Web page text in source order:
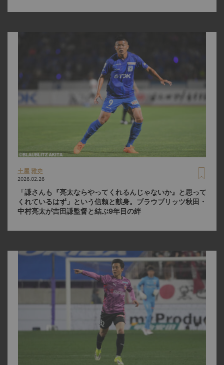
土屋 雅史
2026.02.26
「謙さんも『亮太ならやってくれるんじゃないか』と思って
くれているはず」という信頼と献身。ブラウブリッツ秋田・
中村亮太が吉田謙監督と結ぶ9年目の絆